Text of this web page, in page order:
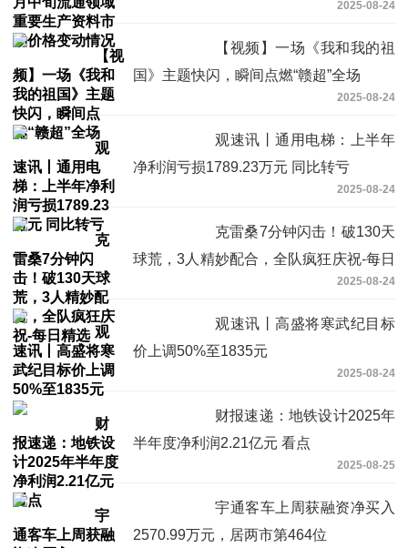
2025-08-24
【视频】一场《我和我的祖
国》主题快闪，瞬间点燃“赣超”全场
2025-08-24
观速讯丨通用电梯：上半年
净利润亏损1789.23万元 同比转亏
2025-08-24
克雷桑7分钟闪击！破130天
球荒，3人精妙配合，全队疯狂庆祝-每日
2025-08-24
观速讯丨高盛将寒武纪目标
价上调50%至1835元
2025-08-24
财报速递：地铁设计2025年
半年度净利润2.21亿元 看点
2025-08-25
宇通客车上周获融资净买入
2570.99万元，居两市第464位